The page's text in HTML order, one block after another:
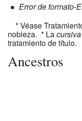
● Error de formato-
* Véase
nobleza. * Lacursiva
tratamiento de título.
Ancestros